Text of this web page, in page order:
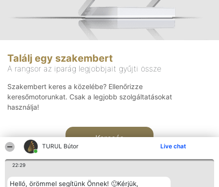
TURUL Bútor Live chat
22:29
Helló, örömmel segítünk Önnek! 🙂Kérjük,
Találj egy szakembert
A rangsor az iparág legjobbjait gyűjti össze
Szakembert keres a közelébe? Ellenőrizze
keresőmotorunkat. Csak a legjobb szolgáltatásokat
használja!
Keresés